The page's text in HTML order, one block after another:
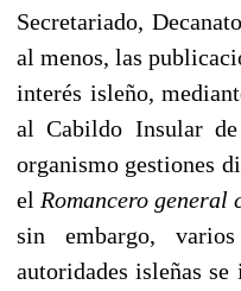
Secretariado,
al menos, las
interés isleño,
al Cabildo In­sular
organismo gestiones
el Romancero general
sin embargo,
autoridades isle­ñas